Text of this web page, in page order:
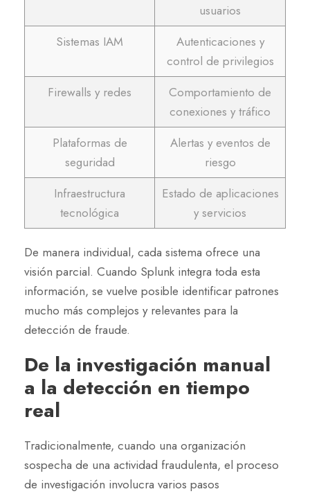
usuarios
Sistemas IAM
Autenticaciones y
control de privilegios
Firewalls y redes
Comportamiento de
conexiones y tráfico
Plataformas de
seguridad
Alertas y eventos de
riesgo
Infraestructura
tecnológica
Estado de aplicaciones
y servicios
De manera individual, cada sistema ofrece una
visión parcial. Cuando Splunk integra toda esta
información, se vuelve posible identificar patrones
mucho más complejos y relevantes para la
detección de fraude.
De la investigación manual
a la detección en tiempo
real
Tradicionalmente, cuando una organización
sospecha de una actividad fraudulenta, el proceso
de investigación involucra varios pasos